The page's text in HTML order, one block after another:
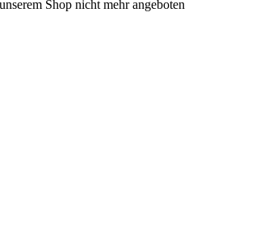
Shop nicht mehr angeboten